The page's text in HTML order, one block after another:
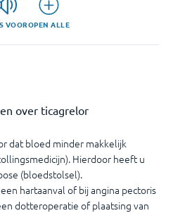
VOOROPEN ALLE
over ticagrelor
dat bloed minder makkelijk
Hierdoor heeft u
(bloedstolsel).
hartaanval of bij angina pectoris
dotteroperatie of plaatsing van